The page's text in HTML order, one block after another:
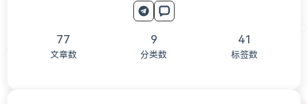
77
文章数
9
分类数
41
标签数